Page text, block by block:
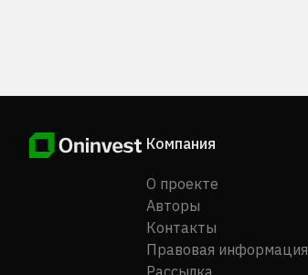
Компания
О проекте
Авторы
Контакты
Правовая информация
Рассылка